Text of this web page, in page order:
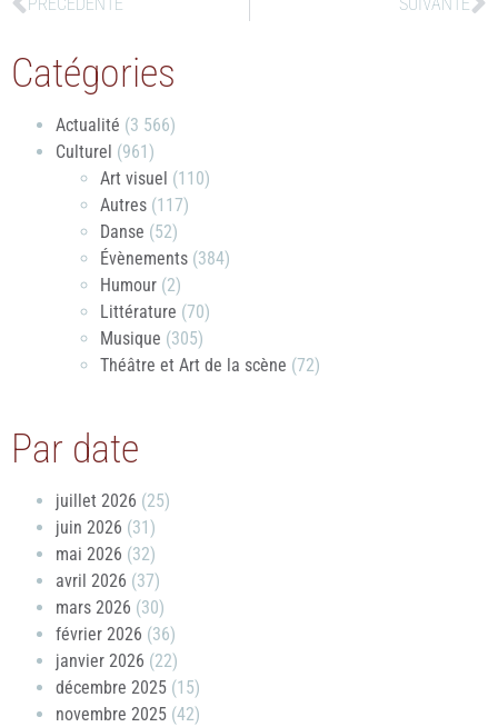
Catégories
Actualité (3 566)
Culturel (961)
Art visuel (110)
Autres (117)
Danse (52)
Évènements (384)
Humour (2)
Littérature (70)
Musique (305)
Théâtre et Art de la scène (72)
Par date
juillet 2026 (25)
juin 2026 (31)
mai 2026 (32)
avril 2026 (37)
mars 2026 (30)
février 2026 (36)
janvier 2026 (22)
décembre 2025 (15)
novembre 2025 (42)